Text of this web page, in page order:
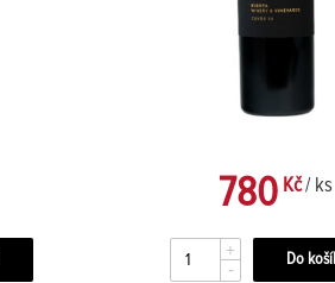
780Kč/ ks
+
-